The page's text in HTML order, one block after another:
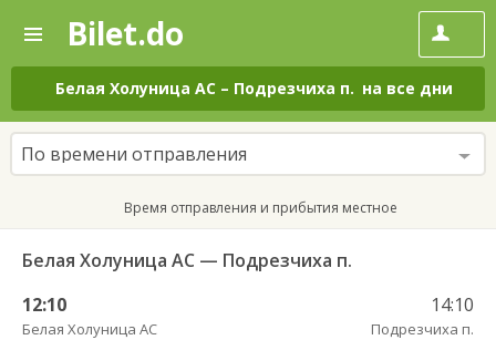
—
Поиск
и
покупка
билетов
на
автобус
онлайн
Bilet.do
Белая Холуница АС – Подрезчиха п. на все дни
По времени отправления
Время отправления и прибытия местное
Белая Холуница АС — Подрезчиха п.
12:10
Белая Холуница АС
14:10
Подрезчиха п.